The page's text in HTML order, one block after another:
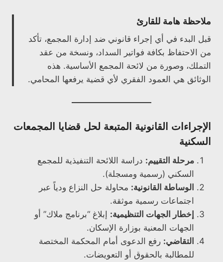
ملاحظة هامة للقارئ
قبل البدء في أي إجراء قانوني ضد إدارة المجمع، تأكد
من الاحتفاظ بكافة فواتير السداد، ونسخة من عقد
التملك، وصورة من لائحة المجمع الأساسية. هذه
الوثائق هي العمود الفقري لأي قضية يرفعها المحامي.
الإجراءات القانونية المتبعة لحل قضايا المجمعات
السكنية
مرحلة التقييم: دراسة اللائحة التنفيذية للمجمع
السكني (رسمية ومسجلة).
الوساطة القانونية: محاولة حل النزاع ودياً عبر
اجتماعات رسمية موثقة.
إخطار الجهات التنظيمية: إبلاغ “برنامج ملاك” أو
الجهات المعنية بوزارة الإسكان.
التقاضي: رفع الدعوى أمام المحكمة المختصة
للمطالبة بالحقوق أو التعويضات.